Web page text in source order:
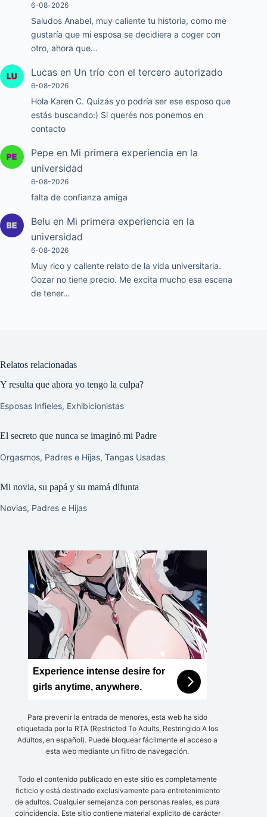
6-08-2026
Saludos Anabel, muy caliente tu historia, como me
gustaría que mi esposa se decidiera a coger con
otro, ahora que…
Lucas en Un trío con el tercero autorizado
6-08-2026
Hola Karen C. Quizás yo podría ser ese esposo que
estás buscando:) Si querés nos ponemos en
contacto
Pepe en Mi primera experiencia en la
universidad
6-08-2026
falta de confianza amiga
Belu en Mi primera experiencia en la
universidad
6-08-2026
Muy rico y caliente relato de la vida universitaria.
Gozar no tiene precio. Me excita mucho esa escena
de tener…
Relatos relacionadas
Y resulta que ahora yo tengo la culpa?
Esposas Infieles, Exhibicionistas
El secreto que nunca se imaginó mi Padre
Orgasmos, Padres e Hijas, Tangas Usadas
Mi novia, su papá y su mamá difunta
Novias, Padres e Hijas
Experience intense desire for
girls anytime, anywhere.
Para prevenir la entrada de menores, esta web ha sido
etiquetada por la RTA (Restricted To Adults, Restringido A los
Adultos, en español). Puede bloquear fácilmente el acceso a
esta web mediante un filtro de navegación.
Todo el contenido publicado en este sitio es completamente
ficticio y está destinado exclusivamente para entretenimiento
de adultos. Cualquier semejanza con personas reales, es pura
coincidencia. Este sitio contiene material explícito de carácter